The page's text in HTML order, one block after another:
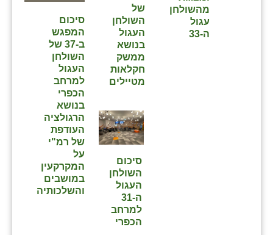
סיכום
המפגש
ב-37 של
השולחן
העגול
למרחב
הכפרי
בנושא
הרגולציה
העודפת
של רמ"י
על
המקרקעין
במושבים
והשלכותיה
של
השולחן
העגול
בנושא
ממשק
חקלאות
מטיילים
מהשולחן
עגול
ה-33⁩
סיכום
השולחן
העגול
ה-31
למרחב
הכפרי